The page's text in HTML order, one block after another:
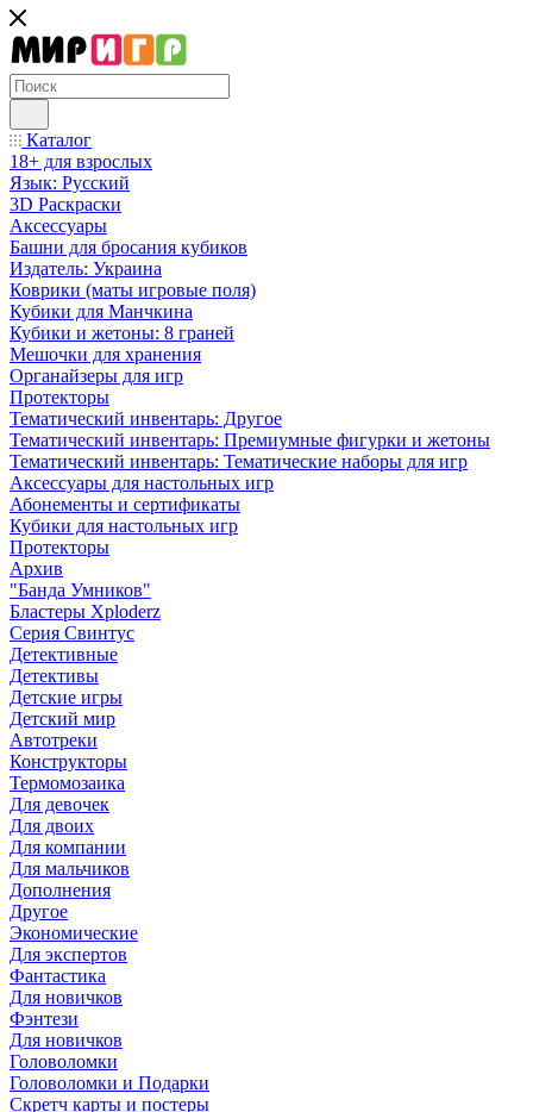
Каталог
18+ для взрослых
Язык: Русский
3D Раскраски
Аксессуары
Башни для бросания кубиков
Издатель: Украина
Коврики (маты игровые поля)
Кубики для Манчкина
Кубики и жетоны: 8 граней
Мешочки для хранения
Органайзеры для игр
Протекторы
Тематический инвентарь: Другое
Тематический инвентарь: Премиумные фигурки и жетоны
Тематический инвентарь: Тематические наборы для игр
Аксессуары для настольных игр
Абонементы и сертификаты
Кубики для настольных игр
Протекторы
Архив
"Банда Умников"
Бластеры Xploderz
Cерия Свинтус
Детективные
Детективы
Детские игры
Детский мир
Автотреки
Конструкторы
Термомозаика
Для девочек
Для двоих
Для компании
Для мальчиков
Дополнения
Другое
Экономические
Для экспертов
Фантастика
Для новичков
Фэнтези
Для новичков
Головоломки
Головоломки и Подарки
Cкретч карты и постеры